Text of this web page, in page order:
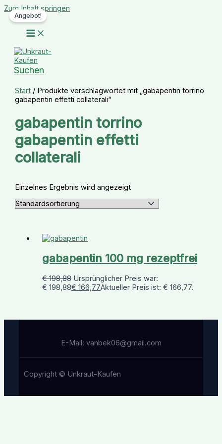
Zum Inhalt springen
Suchen
Start / Produkte verschlagwortet mit „gabapentin torrino
gabapentin effetti collaterali“
gabapentin torrino
gabapentin effetti
collaterali
Einzelnes Ergebnis wird angezeigt
Angebot!
gabapentin 100 mg rezeptfrei
€198,88 Ursprünglicher Preis war:
€ 198,88€ 166,77Aktueller Preis ist: € 166,77.
E-Mail: vanbek06@gmail.com
Copyright © Unkraut-Kaufen